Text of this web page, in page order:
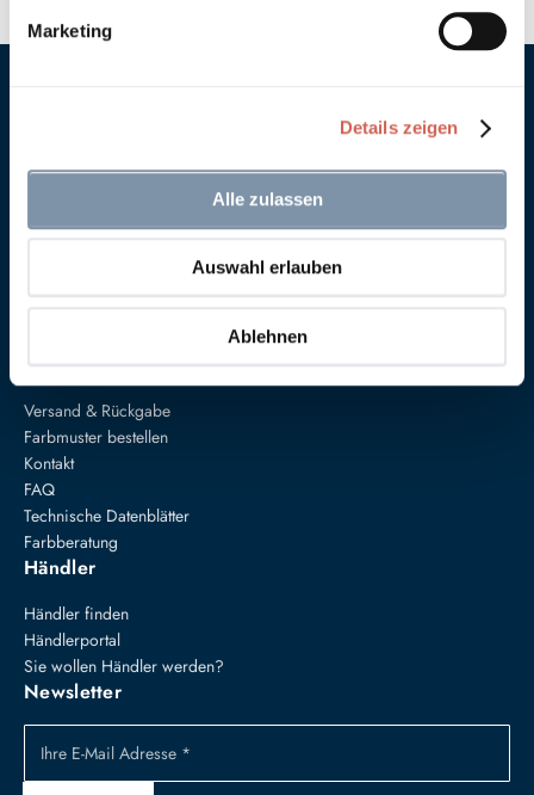
Marketing
Details zeigen
Alle zulassen
Auswahl erlauben
Ablehnen
Anna von Mangoldt GmbH & Co. KG
+49 5274 3062200
farben@annavonmangoldt.com
Service
Versand & Rückgabe
Farbmuster bestellen
Kontakt
FAQ
Technische Datenblätter
Farbberatung
Händler
Händler finden
Händlerportal
Sie wollen Händler werden?
Newsletter
Ihre E-Mail Adresse *